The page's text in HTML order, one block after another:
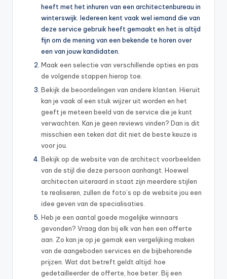
heeft met het inhuren van een architectenbureau in
winterswijk. Iedereen kent vaak wel iemand die van
deze service gebruik heeft gemaakt en het is altijd
fijn om de mening van een bekende te horen over
een van jouw kandidaten.
Maak een selectie van verschillende opties en pas
de volgende stappen hierop toe.
Bekijk de beoordelingen van andere klanten. Hieruit
kan je vaak al een stuk wijzer uit worden en het
geeft je meteen beeld van de service die je kunt
verwachten. Kan je geen reviews vinden? Dan is dit
misschien een teken dat dit niet de beste keuze is
voor jou.
Bekijk op de website van de architect voorbeelden
van de stijl die deze persoon aanhangt. Hoewel
architecten uiteraard in staat zijn meerdere stijlen
te realiseren, zullen de foto’s op de website jou een
idee geven van de specialisaties.
Heb je een aantal goede mogelijke winnaars
gevonden? Vraag dan bij elk van hen een offerte
aan. Zo kan je op je gemak een vergelijking maken
van de aangeboden services en de bijbehorende
prijzen. Wat dat betreft geldt altijd: hoe
gedetailleerder de offerte, hoe beter. Bij een